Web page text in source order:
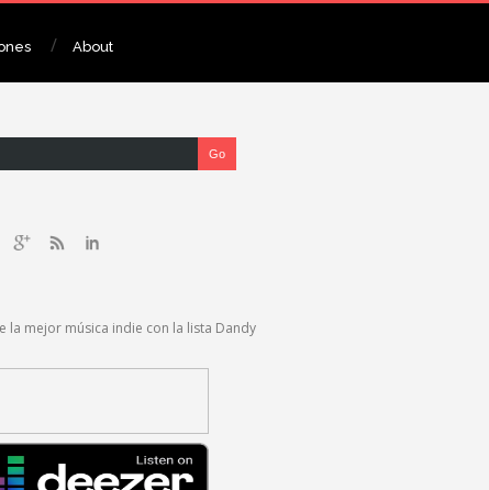
About
la mejor música indie con la lista Dandy